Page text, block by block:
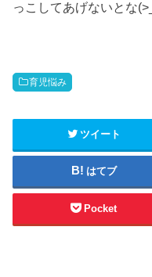
っこしてあげないとな
育児悩み
ツイート
はてブ
Pocket